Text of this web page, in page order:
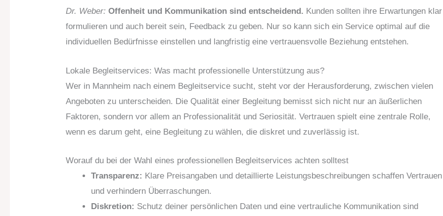
Dr. Weber: Offenheit und Kommunikation sind entscheidend. Kunden sollten ihre Erwartungen klar
formulieren und auch bereit sein, Feedback zu geben. Nur so kann sich ein Service optimal auf die
individuellen Bedürfnisse einstellen und langfristig eine vertrauensvolle Beziehung entstehen.
Lokale Begleitservices: Was macht professionelle Unterstützung aus?
Wer in Mannheim nach einem Begleitservice sucht, steht vor der Herausforderung, zwischen vielen
Angeboten zu unterscheiden. Die Qualität einer Begleitung bemisst sich nicht nur an äußerlichen
Faktoren, sondern vor allem an Professionalität und Seriosität. Vertrauen spielt eine zentrale Rolle,
wenn es darum geht, eine Begleitung zu wählen, die diskret und zuverlässig ist.
Worauf du bei der Wahl eines professionellen Begleitservices achten solltest
Transparenz: Klare Preisangaben und detaillierte Leistungsbeschreibungen schaffen Vertrauen
und verhindern Überraschungen.
Diskretion: Schutz deiner persönlichen Daten und eine vertrauliche Kommunikation sind